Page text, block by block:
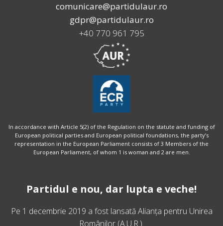
comunicare@partidulaur.ro
gdpr@partidulaur.ro
+40 770 961 795
In accordance with Article 5(2) of the Regulation on the statute and funding of
European political parties and European political foundations, the party’s
representation in the European Parliament consists of 3 Members of the
European Parliament, of whom 1 is woman and 2 are men.
Partidul e nou, dar lupta e veche!
Pe 1 decembrie 2019 a fost lansatăAlianța pentru Unirea
Românilor (A.U.R.).